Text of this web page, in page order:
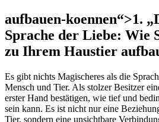
aufbauen-koennen“>1.​
Sprache‍ der Liebe: Wie
zu Ihrem Haustier
Es gibt nichts Magischeres⁤ als​ die
Mensch⁤ und Tier. Als stolzer ‍Besitzer
erster Hand bestätigen, wie tief⁣ und
sein kann. Es ist nicht nur eine
Tier, sondern eine unsichtbare